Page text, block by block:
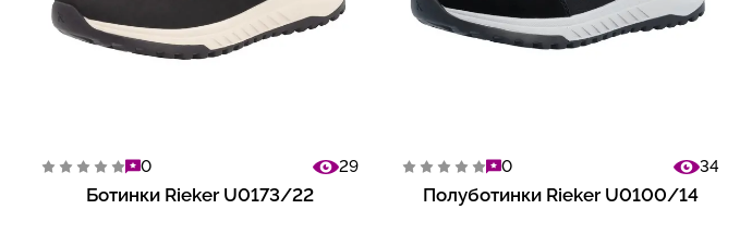
0 29
Ботинки Rieker U0173/22
0 34
Полуботинки Rieker U0100/14